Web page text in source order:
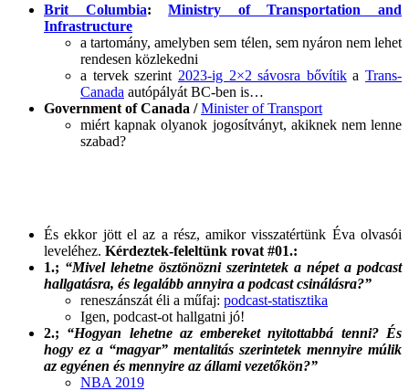
Brit Columbia:Ministry of Transportation and
Infrastructure
a tartomány, amelyben sem télen, sem nyáron nem lehet
rendesen közlekedni
a tervek szerint 2023-ig 2×2 sávosra bővítika Trans-
Canada autópályát BC-ben is…
Government of Canada /Minister of Transport
miért kapnak olyanok jogosítványt, akiknek nem lenne
szabad?
És ekkor jött el az a rész, amikor visszatértünk Éva olvasói
leveléhez. Kérdeztek-feleltünk rovat #01.:
1.; “Mivel lehetne ösztönözni szerintetek a népet a podcast
hallgatásra, és legalább annyira a podcast csinálásra?”
reneszánszát éli a műfaj: podcast-statisztika
Igen, podcast-ot hallgatni jó!
2.; “Hogyan lehetne az embereket nyitottabbá tenni? És
hogy ez a “magyar” mentalitás szerintetek mennyire múlik
az egyénen és mennyire az állami vezetőkön?”
NBA 2019